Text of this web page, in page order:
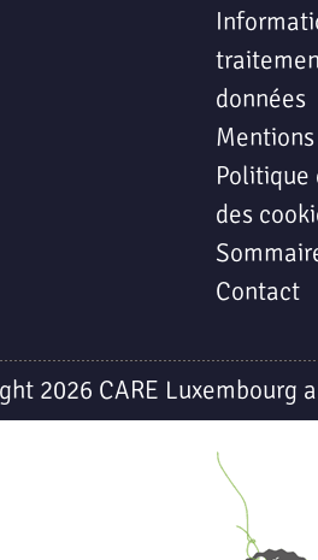
données
Politique
des
Contact
2026 CARE Luxembourg